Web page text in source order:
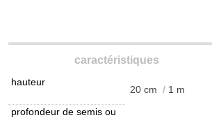
caractéristiques
hauteur
20 cm / 1 m
profondeur de semis ou